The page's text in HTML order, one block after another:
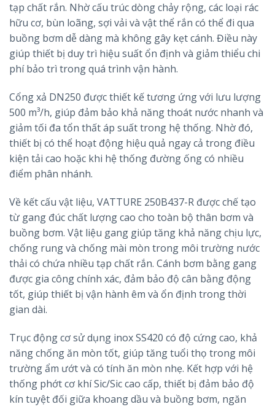
tạp chất rắn. Nhờ cấu trúc dòng chảy rộng, các loại rác
hữu cơ, bùn loãng, sợi vải và vật thể rắn có thể đi qua
buồng bơm dễ dàng mà không gây kẹt cánh. Điều này
giúp thiết bị duy trì hiệu suất ổn định và giảm thiểu chi
phí bảo trì trong quá trình vận hành.
Cổng xả DN250 được thiết kế tương ứng với lưu lượng
500 m³/h, giúp đảm bảo khả năng thoát nước nhanh và
giảm tối đa tổn thất áp suất trong hệ thống. Nhờ đó,
thiết bị có thể hoạt động hiệu quả ngay cả trong điều
kiện tải cao hoặc khi hệ thống đường ống có nhiều
điểm phân nhánh.
Về kết cấu vật liệu, VATTURE 250B437-R được chế tạo
từ gang đúc chất lượng cao cho toàn bộ thân bơm và
buồng bơm. Vật liệu gang giúp tăng khả năng chịu lực,
chống rung và chống mài mòn trong môi trường nước
thải có chứa nhiều tạp chất rắn. Cánh bơm bằng gang
được gia công chính xác, đảm bảo độ cân bằng động
tốt, giúp thiết bị vận hành êm và ổn định trong thời
gian dài.
Trục động cơ sử dụng inox SS420 có độ cứng cao, khả
năng chống ăn mòn tốt, giúp tăng tuổi thọ trong môi
trường ẩm ướt và có tính ăn mòn nhẹ. Kết hợp với hệ
thống phớt cơ khí Sic/Sic cao cấp, thiết bị đảm bảo độ
kín tuyệt đối giữa khoang dầu và buồng bơm, ngăn